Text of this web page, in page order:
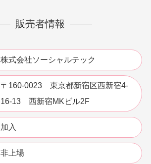
販売者情報
株式会社ソーシャルテック
〒160-0023 東京都新宿区西新宿4-
16-13 西新宿MKビル2F
加入
非上場